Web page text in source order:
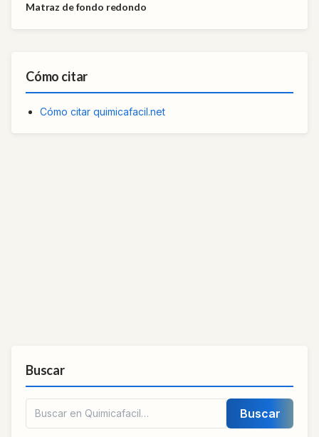
Matraz de fondo redondo
Cómo citar
Cómo citar quimicafacil.net
Buscar
Buscar